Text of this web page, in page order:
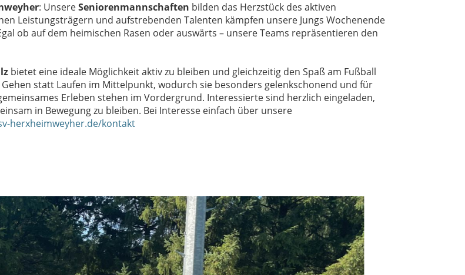
: UnsereSeniorenmannschaften bilden das Herzstück des aktiven
Leistungsträgern und aufstrebenden Talenten kämpfen unsere Jungs Wochenende
ob auf dem heimischen Rasen oder auswärts – unsere Teams repräsentieren den
bietet eine ideale Möglichkeit aktiv zu bleiben und gleichzeitig den Spaß am Fußball
statt Laufen im Mittelpunkt, wodurch sie besonders gelenkschonend und für
Erleben stehen im Vordergrund. Interessierte sind herzlich eingeladen,
in Bewegung zu bleiben. Bei Interesse einfach über unsere
herxheimweyher.de/kontakt